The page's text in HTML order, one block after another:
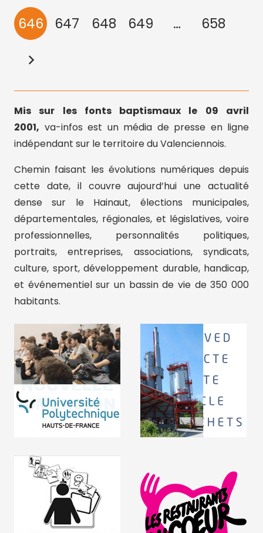
646 647 648 649 … 658
Mis sur les fonts baptismaux le 09 avril
2001, va-infos est un média de presse en ligne
indépendant sur le territoire du Valenciennois.
Chemin faisant les évolutions numériques depuis
cette date, il couvre aujourd’hui une actualité
dense sur le Hainaut, élections municipales,
départementales, régionales, et législatives, voire
professionnelles, personnalités politiques,
portraits, entreprises, associations, syndicats,
culture, sport, développement durable, handicap,
et événementiel sur un bassin de vie de 350 000
habitants.